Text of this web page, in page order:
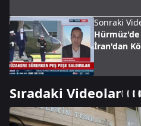
Sonraki
İran'dan
Sıradaki Videolar